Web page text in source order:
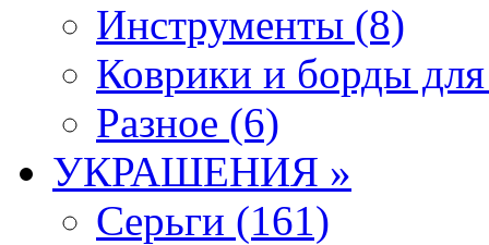
Инструменты (8)
Коврики и борды
Разное (6)
УКРАШЕНИЯ »
Серьги (161)